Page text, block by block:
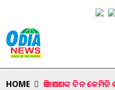
HOME ଆଜି ଆପଣଙ୍କ ଦିନ କେମିତି